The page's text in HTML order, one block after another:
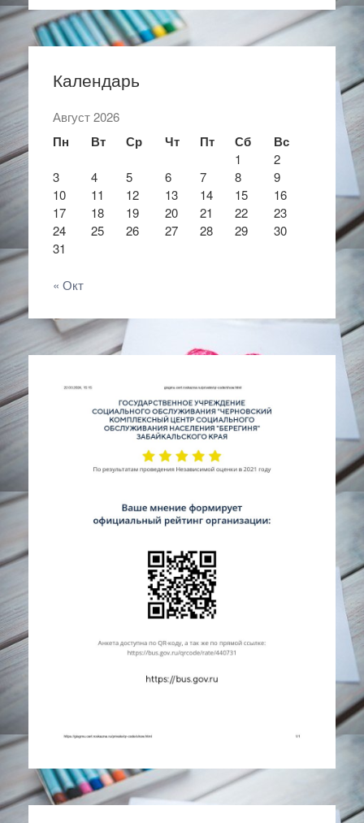
Календарь
Август 2026
Пн Вт Ср Чт Пт Сб Вс
1
2
3
4 5 6 7 8
9
10
11 12 13 14 15
16
17
18 19 20 21 22
23
24
25 26 27 28 29
30
31
« Окт